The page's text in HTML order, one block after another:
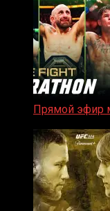
Прямой эфир